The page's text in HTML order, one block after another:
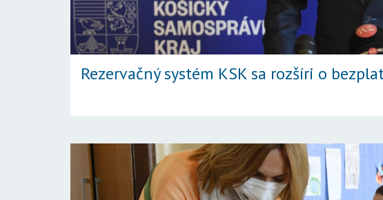
Rezervačný systém KSK sa rozšíri o